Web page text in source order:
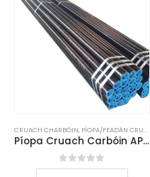
CRUACH CHARBÓIN, PÍOPA/FEADÁN CRUACH CHARBÓIN
Píopa Cruach Carbóin API 5L
0As 5